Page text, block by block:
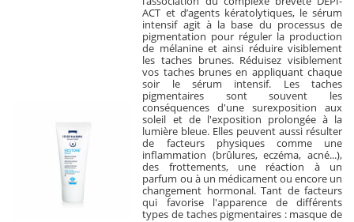
ACT et d’agents kératolytiques, le sérum
intensif agit à la base du processus de
pigmentation pour réguler la production
de mélanine et ainsi réduire visiblement
les taches brunes. Réduisez visiblement
vos taches brunes en appliquant chaque
soir le sérum intensif. Les taches
pigmentaires sont souvent les
conséquences d'une surexposition aux
soleil et de l'exposition prolongée à la
lumière bleue. Elles peuvent aussi résulter
de facteurs physiques comme une
inflammation (brûlures, eczéma, acné...),
des frottements, une réaction à un
parfum ou à un médicament ou encore un
changement hormonal. Tant de facteurs
qui favorise l'apparence de différents
types de taches pigmentaires : masque de